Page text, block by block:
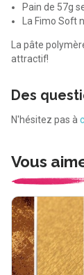
Pain de 57g
La Fimo
La pâte
attractif!
Des
N'hésitez pas à
Vous